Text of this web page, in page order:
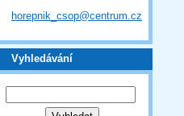
horepnik_csop@centrum.cz
Vyhledávání